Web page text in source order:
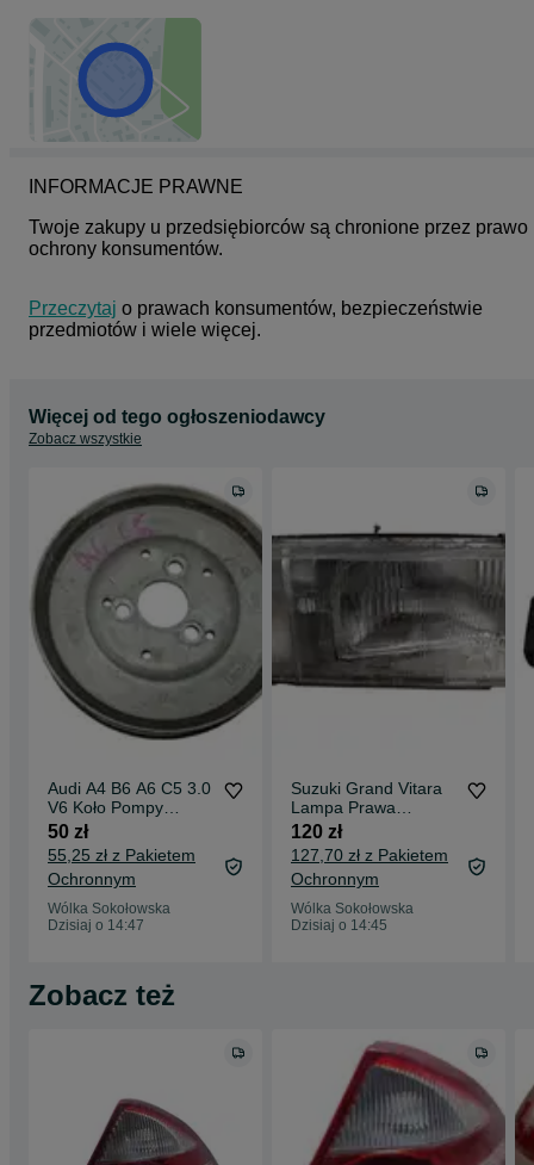
INFORMACJE PRAWNE
Twoje zakupy u przedsiębiorców są chronione przez prawo
ochrony konsumentów.
Przeczytaj o prawach konsumentów, bezpieczeństwie
przedmiotów i wiele więcej.
Więcej od tego ogłoszeniodawcy
Zobacz wszystkie
Audi A4 B6 A6 C5 3.0
V6 Koło Pompy
Wspomagania
50 zł
55,25 zł z Pakietem
Ochronnym
Wólka Sokołowska
Dzisiaj o 14:47
Suzuki Grand Vitara
Lampa Prawa
Przednia Prawy Przód
120 zł
127,70 zł z Pakietem
Ochronnym
Wólka Sokołowska
Dzisiaj o 14:45
Zobacz też